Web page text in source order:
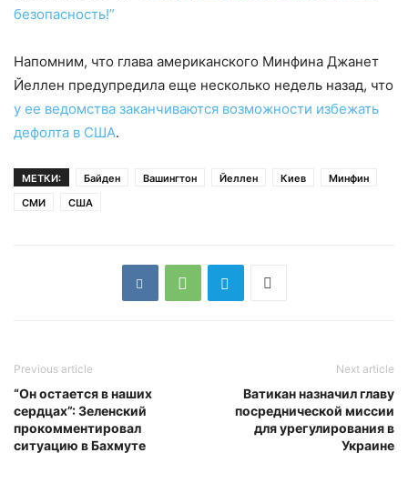
безопасность!”
Напомним, что глава американского Минфина Джанет
Йеллен предупредила еще несколько недель назад, что
у ее ведомства заканчиваются возможности избежать
дефолта в США.
МЕТКИ: Байден Вашингтон Йеллен Киев
Минфин
СМИ
США
Previous article
“Он остается в наших
сердцах”: Зеленский
прокомментировал
ситуацию в Бахмуте
Next article
Ватикан назначил главу
посреднической миссии
для урегулирования в
Украине